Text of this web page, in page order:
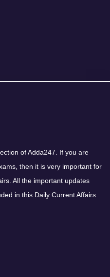
of Adda247. If you are
then it is very important for
All the important updates
in this Daily Current Affairs